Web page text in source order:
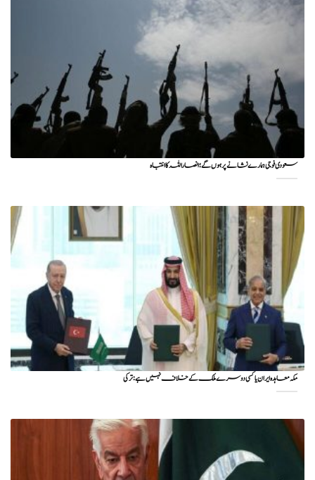
سعودی فوجی ہمارے نشانے پر ہوں گے؛ انصاراللہ کا انتباہ
مکہ معاہدہ ایران یا کسی دوسرے ملک کے خلاف نہیں ہے: ترکی